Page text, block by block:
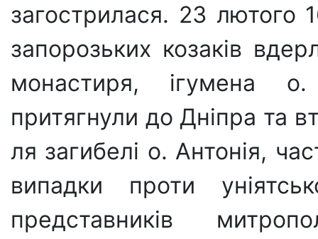
загострилася. 23 лютого
запорозьких козаків
монастиря, ігумена о.
притягнули до Дніпра та
ля загибелі о. Антонія,
випадки проти
представ­ників